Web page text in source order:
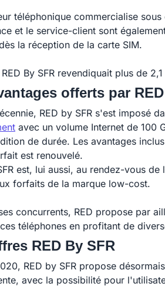
téléphonique commercialise
et le service-client sont
la réception de la carte SIM.
RED By SFR revendiquait plus de
offerts par
RED by SFR s'est imposé
avec un volume Internet de 100
de durée. Les avantages
est renouvelé.
est, lui aussi, au rendez-vous
forfaits de la marque low-cost.
concurrents, RED propose par
téléphones en profitant de
RED By SFR
RED by SFR propose
avec la possibilité pour